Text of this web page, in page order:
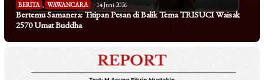
BERITA , WAWANCARA 14 Juni 2026
Bertemu Samanera: Titipan Pesan di Balik Tema TRISUCI Waisak
2570 Umat Buddha